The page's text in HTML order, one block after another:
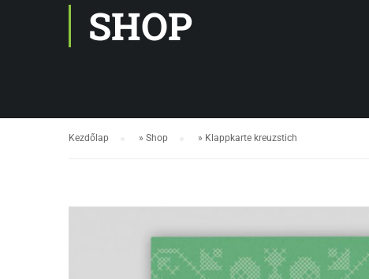
SHOP
Kezdőlap » Shop » Klappkarte kreuzstich